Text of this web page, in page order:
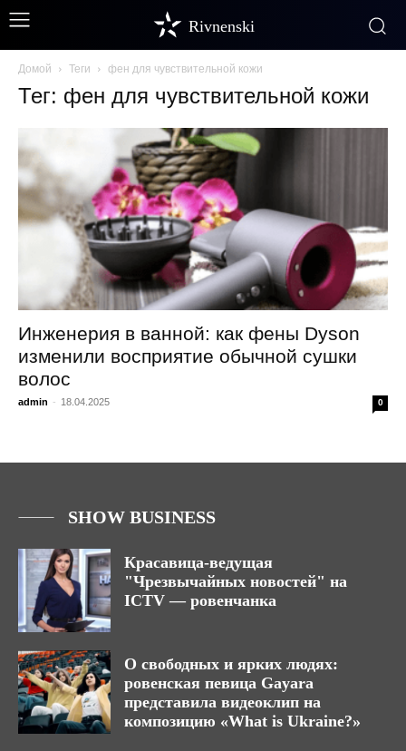
Rivnenski
Домой Теги фен для чувствительной кожи
Тег: фен для чувствительной кожи
Инженерия в ванной: как фены Dyson
изменили восприятие обычной сушки
волос
admin - 18.04.2025 0
SHOW BUSINESS
Красавица-ведущая
"Чрезвычайных новостей" на
ICTV — ровенчанка
О свободных и ярких людях:
ровенская певица Gayara
представила видеоклип на
композицию «What is Ukraine?»